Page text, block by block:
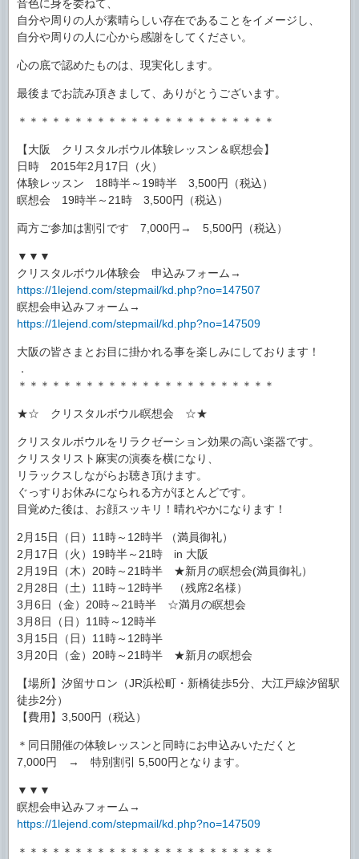
音色に身を委ねて、
自分や周りの人が素晴らしい存在であることをイメージし、
自分や周りの人に心から感謝をしてください。
心の底で認めたものは、現実化します。
最後までお読み頂きまして、ありがとうございます。
＊＊＊＊＊＊＊＊＊＊＊＊＊＊＊＊＊＊＊＊＊＊＊
【大阪 クリスタルボウル体験レッスン＆瞑想会】
日時 2015年2月17日（火）
体験レッスン 18時半～19時半 3,500円（税込）
瞑想会 19時半～21時 3,500円（税込）
両方ご参加は割引です 7,000円→ 5,500円（税込）
▼▼▼
クリスタルボウル体験会 申込みフォーム→
https://1lejend.com/stepmail/kd.php?no=147507
瞑想会申込みフォーム→
https://1lejend.com/stepmail/kd.php?no=147509
大阪の皆さまとお目に掛かれる事を楽しみにしております！
．
＊＊＊＊＊＊＊＊＊＊＊＊＊＊＊＊＊＊＊＊＊＊＊
★☆ クリスタルボウル瞑想会 ☆★
クリスタルボウルをリラクゼーション効果の高い楽器です。
クリスタリスト麻実の演奏を横になり、
リラックスしながらお聴き頂けます。
ぐっすりお休みになられる方がほとんどです。
目覚めた後は、お顔スッキリ！晴れやかになります！
2月15日（日）11時～12時半 （満員御礼）
2月17日（火）19時半～21時 in 大阪
2月19日（木）20時～21時半 ★新月の瞑想会(満員御礼）
2月28日（土）11時～12時半 （残席2名様）
3月6日（金）20時～21時半 ☆満月の瞑想会
3月8日（日）11時～12時半
3月15日（日）11時～12時半
3月20日（金）20時～21時半 ★新月の瞑想会
【場所】汐留サロン（JR浜松町・新橋徒歩5分、大江戸線汐留駅
徒歩2分）
【費用】3,500円（税込）
＊同日開催の体験レッスンと同時にお申込みいただくと
7,000円 → 特別割引 5,500円となります。
▼▼▼
瞑想会申込みフォーム→
https://1lejend.com/stepmail/kd.php?no=147509
＊＊＊＊＊＊＊＊＊＊＊＊＊＊＊＊＊＊＊＊＊＊＊